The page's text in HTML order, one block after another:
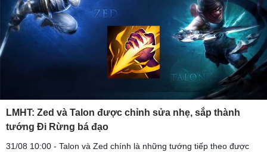
LMHT: Zed và Talon được chỉnh sửa nhẹ, sắp thành
tướng Đi Rừng bá đạo
31/08 10:00 - Talon và Zed chính là những tướng tiếp theo được